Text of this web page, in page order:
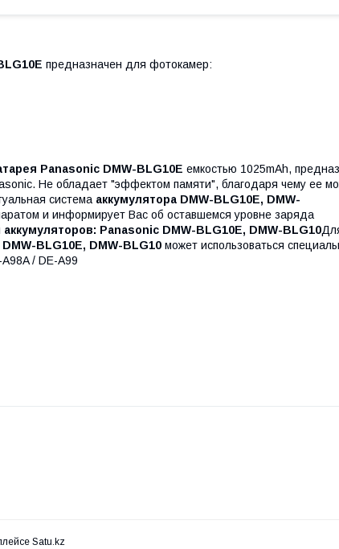
предназначен для фотокамер:
Panasonic DMW-BLG10E емкостью 1025mAh,
Не обладает "эффектом памяти", благодаря чему ее
система аккумулятора DMW-BLG10E, DMW-
и информирует Вас об оставшемся уровне заряда
аккумуляторов: Panasonic DMW-BLG10E, DMW-BLG10
BLG10E, DMW-BLG10 может использоваться
/ DE-A99
Satu.kz